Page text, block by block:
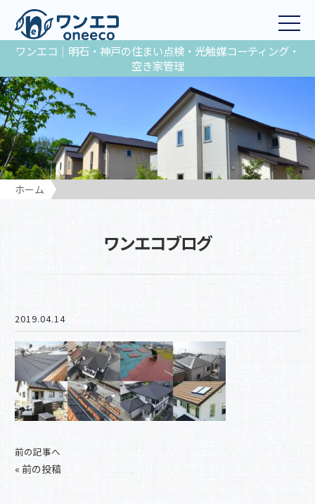
ワンエコ｜明石・神戸の住まい点検・光触媒コーティング・
空き家管理
ホーム
ワンエコブログ
2019.04.14
前の記事へ
« 前の投稿